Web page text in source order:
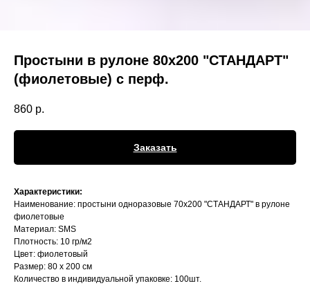
Простыни в рулоне 80х200 "СТАНДАРТ"
(фиолетовые) с перф.
860 р.
Заказать
Характеристики:
Наименование: простыни одноразовые 70х200 "СТАНДАРТ" в рулоне
фиолетовые
Материал: SMS
Плотность: 10 гр/м2
Цвет: фиолетовый
Размер: 80 х 200 см
Количество в индивидуальной упаковке: 100шт.